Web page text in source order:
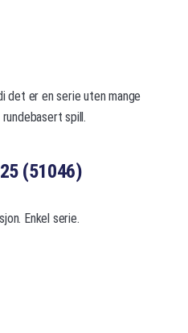
det er en serie uten mange
spill.
(51046)
Enkel serie.